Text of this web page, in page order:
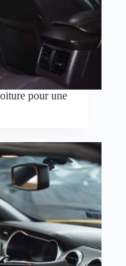
pour une